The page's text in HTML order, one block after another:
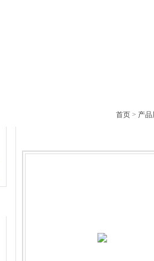
首页 > 产品